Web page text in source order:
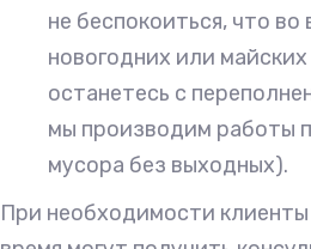
не беспокоиться, что
новогодних или
останетесь с
мы производим работы
мусора без выходных).
При необходимости